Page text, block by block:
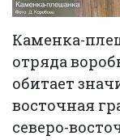
Каменка-
отряда
обитает
восточная
северо-